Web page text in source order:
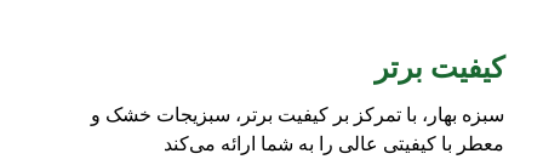
کیفیت برتر
سبزه بهار، با تمرکز بر کیفیت برتر، سبزیجات خشک و
معطر با کیفیتی عالی را به شما ارائه می‌کند